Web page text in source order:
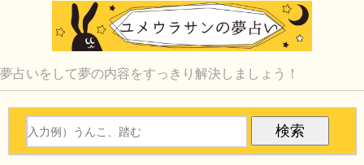
夢占いをして夢の内容をすっきり解決しましょう！